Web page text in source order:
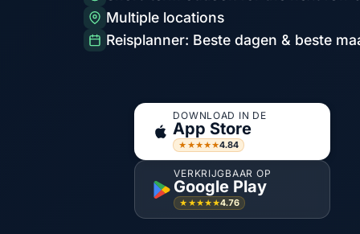
Multiple locations
Reisplanner: Beste dagen & beste
DOWNLOAD IN DE
App Store
★★★★★4.84
VERKRIJGBAAR OP
Google Play
★★★★★4.76